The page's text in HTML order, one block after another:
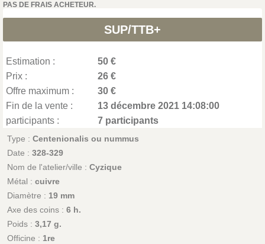
PAS DE FRAIS ACHETEUR.
SUP/TTB+
Estimation :
50 €
Prix :
26 €
Offre maximum :
30 €
Fin de la vente :
13 décembre 2021 14:08:00
participants :
7 participants
Type : Centenionalis ou nummus
Date : 328-329
Nom de l'atelier/ville : Cyzique
Métal : cuivre
Diamètre : 19 mm
Axe des coins : 6 h.
Poids : 3,17 g.
Officine : 1re